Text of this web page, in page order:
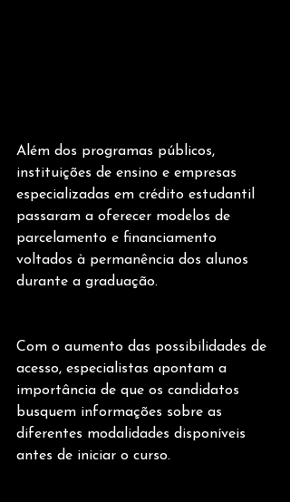
Além dos programas públicos,
instituições de ensino e empresas
especializadas em crédito estudantil
passaram a oferecer modelos de
parcelamento e financiamento
voltados à permanência dos alunos
durante a graduação.
Com o aumento das possibilidades de
acesso, especialistas apontam a
importância de que os candidatos
busquem informações sobre as
diferentes modalidades disponíveis
antes de iniciar o curso.